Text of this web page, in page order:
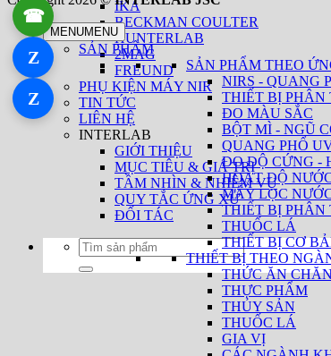
IKA
BECKMAN COULTER
HUNTERLAB
2MAG
FREUND
PHỤ KIỆN MÁY NIR
TIN TỨC
LIÊN HỆ
INTERLAB
GIỚI THIỆU
MỤC TIÊU & GIÁ TRỊ
TẦM NHÌN & NHIỆM VỤ
QUY TẮC ỨNG XỬ
ĐỐI TÁC
Tìm
kiếm:
MENUMENU
SẢN PHẨM
SẢN PHẨM THEO
NIRS - QUANG
THIẾT BỊ PHÂN
ĐO MÀU SẮC
BỘT MÌ - NGŨ
QUANG PHỔ
ĐO ĐỘ CỨNG -
HOẠT ĐỘ
MÁY LỌC
THIẾT BỊ PHÂN
THUỐC LÁ
THIẾT BỊ CƠ
THIẾT BỊ THEO
THỨC ĂN
THỰC PHẨM
THỦY SẢN
THUỐC LÁ
GIA VỊ
☎ 0934 111 246
Z Zalo 1
Z Zalo 2